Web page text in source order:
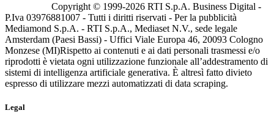
Copyright © 1999-2026 RTI S.p.A. Business Digital -
P.Iva 03976881007 - Tutti i diritti riservati - Per la pubblicità
Mediamond S.p.A. - RTI S.p.A., Mediaset N.V., sede legale
Amsterdam (Paesi Bassi) - Uffici Viale Europa 46, 20093 Cologno
Monzese (MI)Rispetto ai contenuti e ai dati personali trasmessi e/o
riprodotti è vietata ogni utilizzazione funzionale all’addestramento di
sistemi di intelligenza artificiale generativa. È altresì fatto divieto
espresso di utilizzare mezzi automatizzati di data scraping.
Legal